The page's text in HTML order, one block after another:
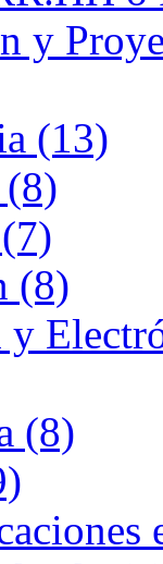
y
(13)
(8)
(8)